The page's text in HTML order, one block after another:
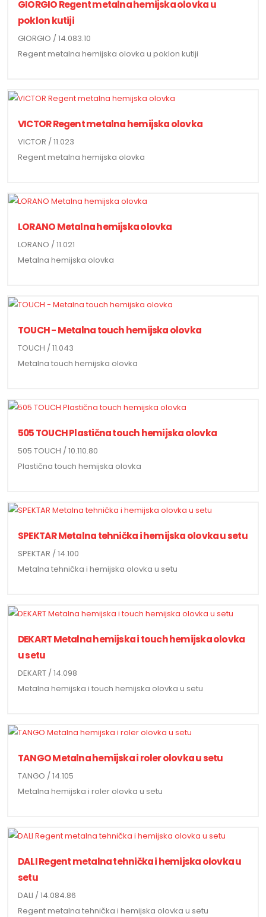
GIORGIO Regent metalna hemijska olovka u
poklon kutiji
GIORGIO / 14.083.10
Regent metalna hemijska olovka u poklon kutiji
VICTOR Regent metalna hemijska olovka
VICTOR / 11.023
Regent metalna hemijska olovka
LORANO Metalna hemijska olovka
LORANO / 11.021
Metalna hemijska olovka
TOUCH - Metalna touch hemijska olovka
TOUCH / 11.043
Metalna touch hemijska olovka
505 TOUCH Plastična touch hemijska olovka
505 TOUCH / 10.110.80
Plastična touch hemijska olovka
SPEKTAR Metalna tehnička i hemijska olovka u setu
SPEKTAR / 14.100
Metalna tehnička i hemijska olovka u setu
DEKART Metalna hemijska i touch hemijska olovka
u setu
DEKART / 14.098
Metalna hemijska i touch hemijska olovka u setu
TANGO Metalna hemijska i roler olovka u setu
TANGO / 14.105
Metalna hemijska i roler olovka u setu
DALI Regent metalna tehnička i hemijska olovka u
setu
DALI / 14.084.86
Regent metalna tehnička i hemijska olovka u setu